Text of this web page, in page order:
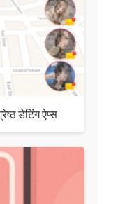
डेटिंग ऐप्स